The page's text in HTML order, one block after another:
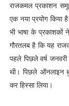
राजकमल प्रकाशन
एक नया प्रयोग किया
भी भाषा के प्रकाशकों
गौरतलब है कि यह
पहले पिछले वर्ष
थी। पिछले ऑनलाइन
कर हिस्सा लिया।